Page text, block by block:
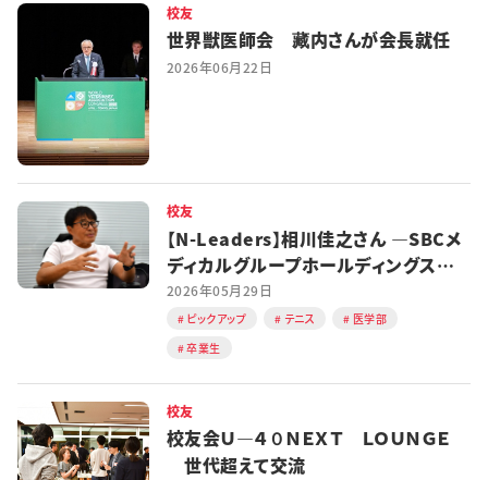
校友
世界獣医師会 藏内さんが会長就任
2026年06月22日
校友
【N-Leaders】相川佳之さん ―SBCメ
ディカルグループホールディングス
CEO
2026年05月29日
ピックアップ テニス
医学部
卒業生
校友
校友会Ｕ―４０ＮＥＸＴ ＬＯＵＮＧＥ
世代超えて交流